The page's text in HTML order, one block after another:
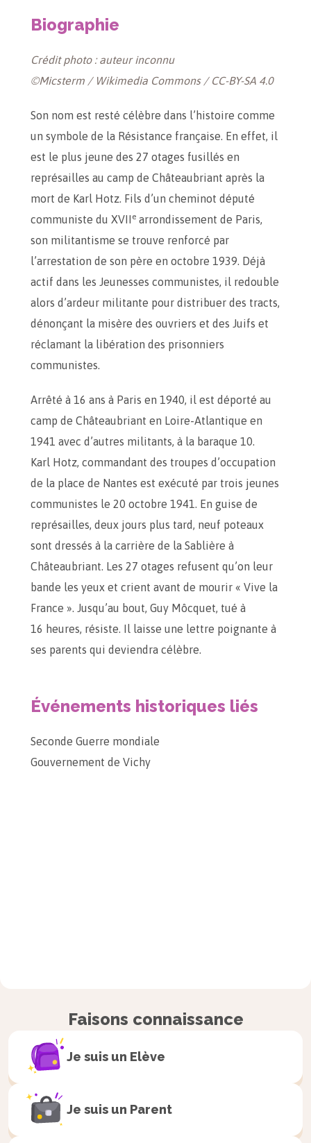
Biographie
Crédit photo : auteur inconnu
©Micsterm / Wikimedia Commons / CC-BY-SA 4.0
Son nom est resté célèbre dans l’histoire comme
un symbole de la Résistance française. En effet, il
est le plus jeune des 27 otages fusillés en
représailles au camp de Châteaubriant après la
mort de Karl Hotz. Fils d’un cheminot député
communiste du XVII e arrondissement de Paris,
son militantisme se trouve renforcé par
l’arrestation de son père en octobre 1939. Déjà
actif dans les Jeunesses communistes, il redouble
alors d’ardeur militante pour distribuer des tracts,
dénonçant la misère des ouvriers et des Juifs et
réclamant la libération des prisonniers
communistes.
Arrêté à 16 ans à Paris en 1940, il est déporté au
camp de Châteaubriant en Loire-Atlantique en
1941 avec d’autres militants, à la baraque 10.
Karl Hotz, commandant des troupes d’occupation
de la place de Nantes est exécuté par trois jeunes
communistes le 20 octobre 1941. En guise de
représailles, deux jours plus tard, neuf poteaux
sont dressés à la carrière de la Sablière à
Châteaubriant. Les 27 otages refusent qu’on leur
bande les yeux et crient avant de mourir « Vive la
France ». Jusqu’au bout, Guy Môcquet, tué à
16 heures, résiste. Il laisse une lettre poignante à
ses parents qui deviendra célèbre.
Événements historiques liés
Seconde Guerre mondiale
Gouvernement de Vichy
Faisons connaissance
Je suis un Elève
Je suis un Parent